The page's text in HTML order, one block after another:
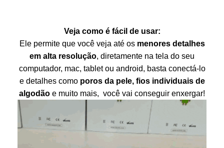
Veja como é fácil de usar:
Ele permite que você veja até os menores detalhes
em alta resolução, diretamente na tela do seu
computador, mac, tablet ou android, basta conectá-lo
e detalhes como poros da pele, fios individuais de
algodão e muito mais, você vai conseguir enxergar!